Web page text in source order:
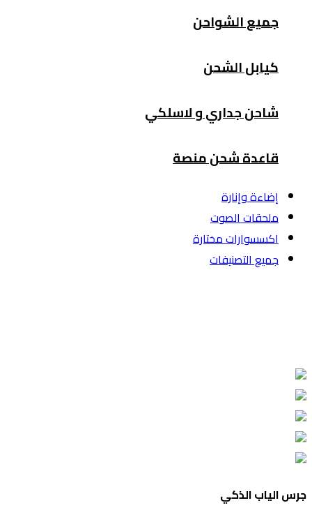
جميع الشواحن
كيابل الشحن
شاحن جداري و لاسلكي
قاعدة شحن منصة
إضاءة وإنارة
ملحقات الصوت
اكسسوارات مختارة
جميع التصنيفات
جرس الياب الذكي